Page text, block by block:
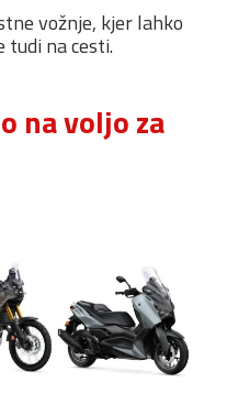
vožnje, kjer lahko
na cesti.
na voljo za